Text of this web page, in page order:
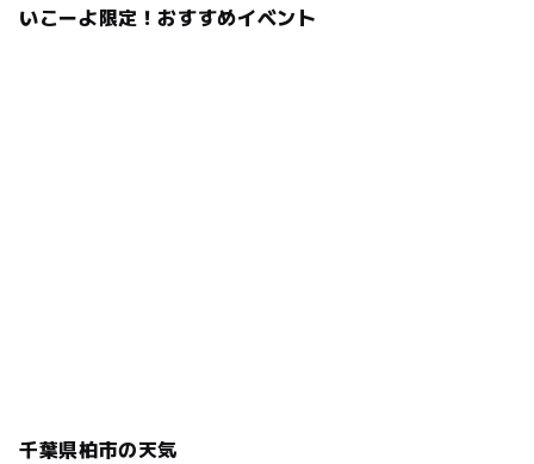
いこーよ限定！おすすめイベント
千葉県柏市の天気